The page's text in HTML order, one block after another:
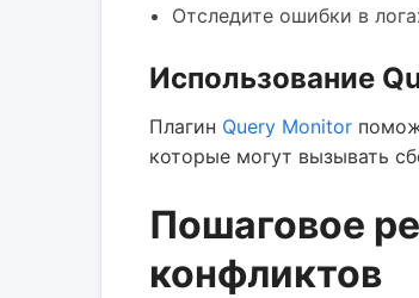
Отследите ошибки в
Использование
Плагин Query Monitor
которые могут вызывать
Пошаговое
конфликтов